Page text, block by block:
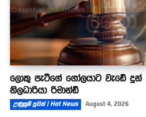
ලොකු පැටීගේ ගෝලයාට වැඩේ
නිලධාරියා රිමාන්ඩ්
උණුසුම් පුවත් | Hot News August 4, 2026